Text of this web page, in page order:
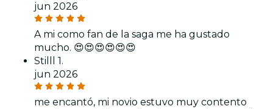
jun 2026
A mi como fan de la saga me ha gustado
mucho. 😍😍😍😍😍😍
Stilll 1.
jun 2026
me encantó, mi novio estuvo muy contento